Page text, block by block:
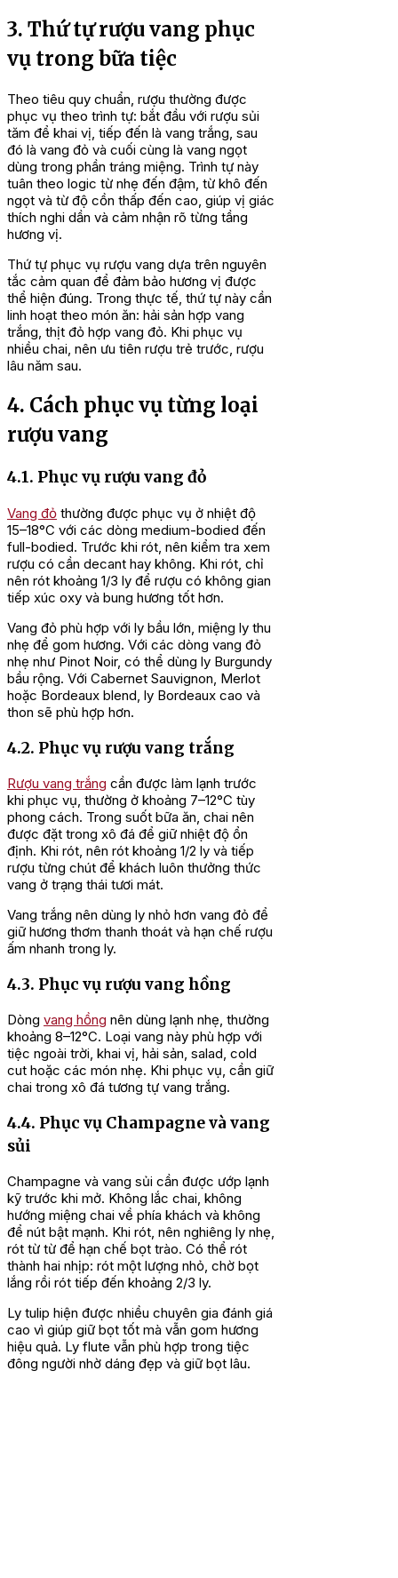
3. Thứ tự rượu vang phục
vụ trong bữa tiệc
Theo tiêu quy chuẩn, rượu thường được
phục vụ theo trình tự: bắt đầu với rượu sủi
tăm để khai vị, tiếp đến là vang trắng, sau
đó là vang đỏ và cuối cùng là vang ngọt
dùng trong phần tráng miệng. Trình tự này
tuân theo logic từ nhẹ đến đậm, từ khô đến
ngọt và từ độ cồn thấp đến cao, giúp vị giác
thích nghi dần và cảm nhận rõ từng tầng
hương vị.
Thứ tự phục vụ rượu vang dựa trên nguyên
tắc cảm quan để đảm bảo hương vị được
thể hiện đúng. Trong thực tế, thứ tự này cần
linh hoạt theo món ăn: hải sản hợp vang
trắng, thịt đỏ hợp vang đỏ. Khi phục vụ
nhiều chai, nên ưu tiên rượu trẻ trước, rượu
lâu năm sau.
4. Cách phục vụ từng loại
rượu vang
4.1. Phục vụ rượu vang đỏ
Vang đỏ thường được phục vụ ở nhiệt độ
15–18°C với các dòng medium-bodied đến
full-bodied. Trước khi rót, nên kiểm tra xem
rượu có cần decant hay không. Khi rót, chỉ
nên rót khoảng 1/3 ly để rượu có không gian
tiếp xúc oxy và bung hương tốt hơn.
Vang đỏ phù hợp với ly bầu lớn, miệng ly thu
nhẹ để gom hương. Với các dòng vang đỏ
nhẹ như Pinot Noir, có thể dùng ly Burgundy
bầu rộng. Với Cabernet Sauvignon, Merlot
hoặc Bordeaux blend, ly Bordeaux cao và
thon sẽ phù hợp hơn.
4.2. Phục vụ rượu vang trắng
Rượu vang trắng cần được làm lạnh trước
khi phục vụ, thường ở khoảng 7–12°C tùy
phong cách. Trong suốt bữa ăn, chai nên
được đặt trong xô đá để giữ nhiệt độ ổn
định. Khi rót, nên rót khoảng 1/2 ly và tiếp
rượu từng chút để khách luôn thưởng thức
vang ở trạng thái tươi mát.
Vang trắng nên dùng ly nhỏ hơn vang đỏ để
giữ hương thơm thanh thoát và hạn chế rượu
ấm nhanh trong ly.
4.3. Phục vụ rượu vang hồng
Dòng vang hồng nên dùng lạnh nhẹ, thường
khoảng 8–12°C. Loại vang này phù hợp với
tiệc ngoài trời, khai vị, hải sản, salad, cold
cut hoặc các món nhẹ. Khi phục vụ, cần giữ
chai trong xô đá tương tự vang trắng.
4.4. Phục vụ Champagne và vang
sủi
Champagne và vang sủi cần được ướp lạnh
kỹ trước khi mở. Không lắc chai, không
hướng miệng chai về phía khách và không
để nút bật mạnh. Khi rót, nên nghiêng ly nhẹ,
rót từ từ để hạn chế bọt trào. Có thể rót
thành hai nhịp: rót một lượng nhỏ, chờ bọt
lắng rồi rót tiếp đến khoảng 2/3 ly.
Ly tulip hiện được nhiều chuyên gia đánh giá
cao vì giúp giữ bọt tốt mà vẫn gom hương
hiệu quả. Ly flute vẫn phù hợp trong tiệc
đông người nhờ dáng đẹp và giữ bọt lâu.